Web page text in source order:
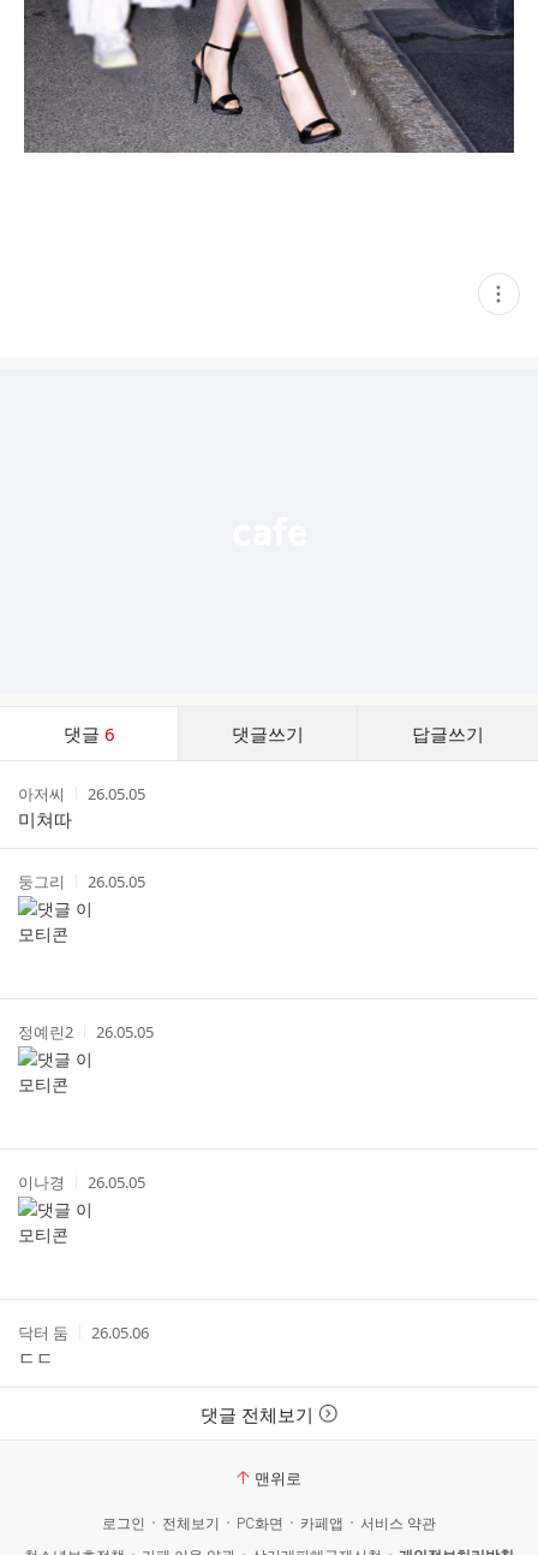
현
재
댓글 6 댓글쓰기 답글쓰기
스
작
성
자
아저씨
작
간
26.05.05
미쳐따
작
성
자
둥그리
작
성
시
26.05.05
작
성
자
정예린2
작
26.05.05
작
성
자
이나경
작
성
시
26.05.05
작
성
자
닥터 둠
작
간
26.05.06
ㄷㄷ
댓글 전체보기
맨위로
로그인 전체보기 PC화면 카페앱
서비스 약관